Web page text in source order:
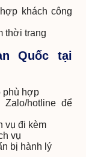
khách công
thời trang
Quốc tại
phù hợp
hotline để
vụ đi kèm
vụ
bị hành lý